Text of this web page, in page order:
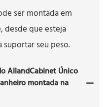
ser montada em
desde que esteja
seu peso.
AllandCabinet Único
montada na